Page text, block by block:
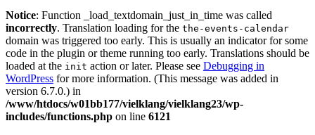
Notice: Function _load_textdomain_just_in_time was called
incorrectly. Translation loading for the the-events-calendar
domain was triggered too early. This is usually an indicator for some
code in the plugin or theme running too early. Translations should be
loaded at the init action or later. Please see Debugging in
WordPress for more information. (This message was added in
version 6.7.0.) in
/www/htdocs/w01bb177/vielklang/vielklang23/wp-
includes/functions.php on line 6121